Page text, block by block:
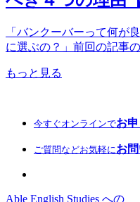
「バンクーバーって何が
に選ぶの？」前回の記事
もっと見る
今すぐオンラインでお
ご質問などお気軽にお
Able English Studies への